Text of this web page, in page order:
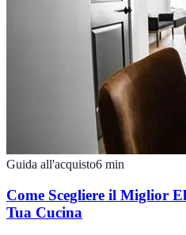
Guida all'acquisto6 min
Come Scegliere il Miglior
Tua Cucina